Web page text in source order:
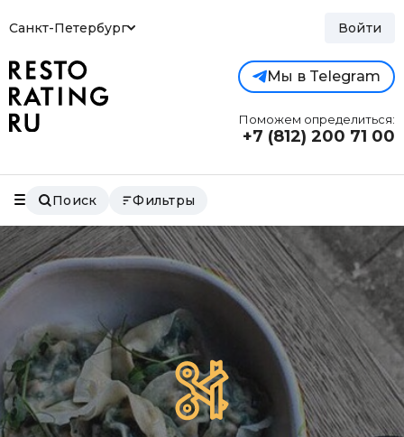
Санкт-Петербург Войти
Мы в Telegram
Поможем определиться:
+7 (812) 200 71 00
Поиск Фильтры